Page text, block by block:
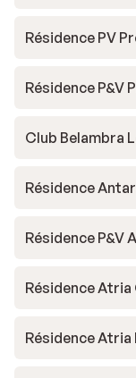
Résidence PV
Résidence P&V
Club Belambra
Résidence
Résidence
Résidence
Résidence